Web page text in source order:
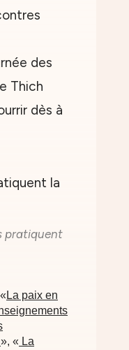
des
Thich
dès à
pratiquent
La paix en
», « La